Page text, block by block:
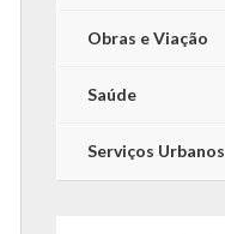
Obras e Viação
Saúde
Serviços Urbanos